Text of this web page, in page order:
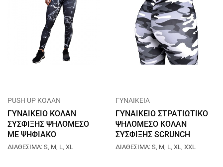
PUSH UP ΚΟΛΑΝ
ΓΥΝΑΙΚΕΙΟ ΚΟΛΑΝ
ΣΥΣΦΙΞΗΣ ΨΗΛΟΜΕΣΟ
ΜΕ ΨΗΦΙΑΚΟ
ΑΣΠΡΟΜΑΥΡΟ ΤΥΠΩΜΑ
ΔΙΑΘΕΣΙΜΑ: S, M, L, XL
ΓΥΝΑΙΚΕΙΑ
ΓΥΝΑΙΚΕΙΟ ΣΤΡΑΤΙΩΤΙΚΟ
ΨΗΛΟΜΕΣΟ ΚΟΛΑΝ
ΣΥΣΦΙΞΗΣ SCRUNCH
ΑΣΠΡΟΜΑΥΡΟ L019
ΔΙΑΘΕΣΙΜΑ: S, M, L, XL, XXL